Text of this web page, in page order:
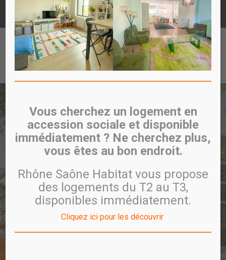
ACCÈS
LOCATAIRES / PROPRIÉTAIRES
ACCÈS
COPROPRIÉTAIRES
le
menu
Vous cherchez un logement en
accession sociale et disponible
immédiatement ? Ne cherchez plus,
vous êtes au bon endroit.
Rhône Saône Habitat vous propose
des logements du T2 au T3,
disponibles immédiatement.
Cliquez ici pour les découvrir